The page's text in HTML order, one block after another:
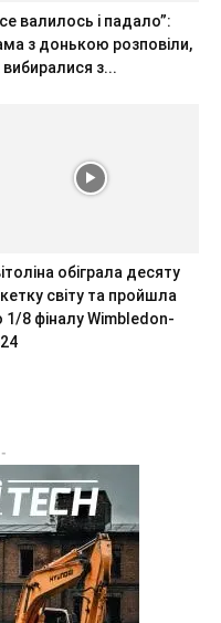
валилось і падало”:
з донькою розповіли,
вибиралися з...
обіграла десяту
світу та пройшла
1/8 фіналу Wimbledon-